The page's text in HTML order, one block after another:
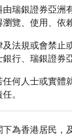
由瑞銀證券亞洲
瀏覽、使用、依
及法規或會禁止
銀行、瑞銀證券
任何人士或實體
。
下為香港居民，
分
貨統計
銀牛